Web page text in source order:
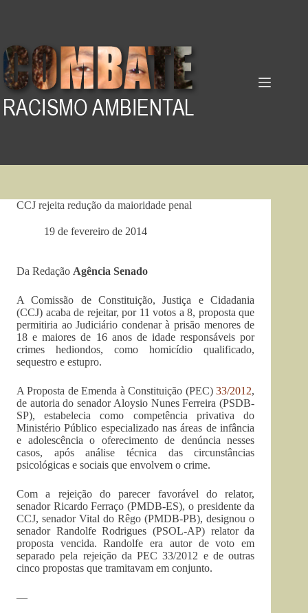
CCJ rejeita redução da maioridade penal
19 de fevereiro de 2014
Da Redação Agência Senado
A Comissão de Constituição, Justiça e Cidadania
(CCJ) acaba de rejeitar, por 11 votos a 8, proposta que
permitiria ao Judiciário condenar à prisão menores de
18 e maiores de 16 anos de idade responsáveis por
crimes hediondos, como homicídio qualificado,
sequestro e estupro.
A Proposta de Emenda à Constituição (PEC)33/2012,
de autoria do senador Aloysio Nunes Ferreira (PSDB-
SP), estabelecia como competência privativa do
Ministério Público especializado nas áreas de infância
e adolescência o oferecimento de denúncia nesses
casos, após análise técnica das circunstâncias
psicológicas e sociais que envolvem o crime.
Com a rejeição do parecer favorável do relator,
senador Ricardo Ferraço (PMDB-ES), o presidente da
CCJ, senador Vital do Rêgo (PMDB-PB), designou o
senador Randolfe Rodrigues (PSOL-AP) relator da
proposta vencida. Randolfe era autor de voto em
separado pela rejeição da PEC 33/2012 e de outras
cinco propostas que tramitavam em conjunto.
—